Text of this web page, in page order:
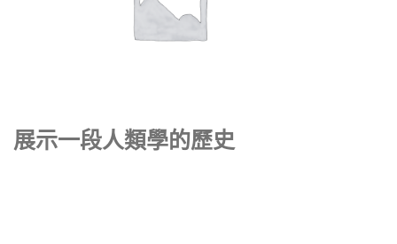
展示一段人類學的歷史